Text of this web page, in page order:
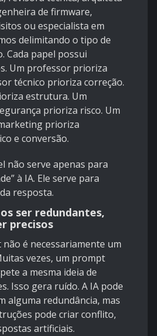
de firmware,
ou especialista em
delimitando o tipo de
Cada papel possui
Um professor prioriza
técnico prioriza correção.
estrutura. Um
prioriza risco. Um
prioriza
e conversão.
não serve apenas para
à IA. Ele serve para
resposta.
ser redundantes,
precisos
é necessariamente um
vezes, um prompt
a mesma ideia de
Isso gera ruído. A IA pode
alguma redundância, mas
pode criar conflito,
artificiais.